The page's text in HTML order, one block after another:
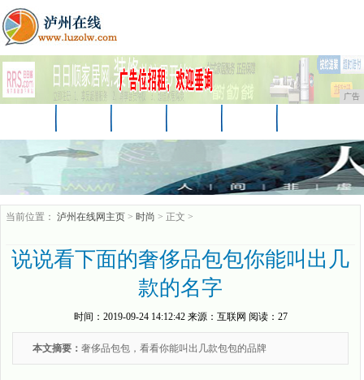
广告
商讯 游戏
当前位置： 泸州在线网主页 > 时尚 > 正文 >
说说看下面的奢侈品包包你能叫出几
款的名字
时间： 2019-09-24 14:12:42来源： 互联网 阅读：27
本文摘要： 奢侈品包包，看看你能叫出几款包包的品牌